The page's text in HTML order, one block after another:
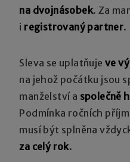
na dvojnásobek. Za
i registrovaný partner.
Sleva se uplatňuje ve
na jehož počátku jsou
manželství a společně
Podmínka ročních
musí být splněna
za celý rok.